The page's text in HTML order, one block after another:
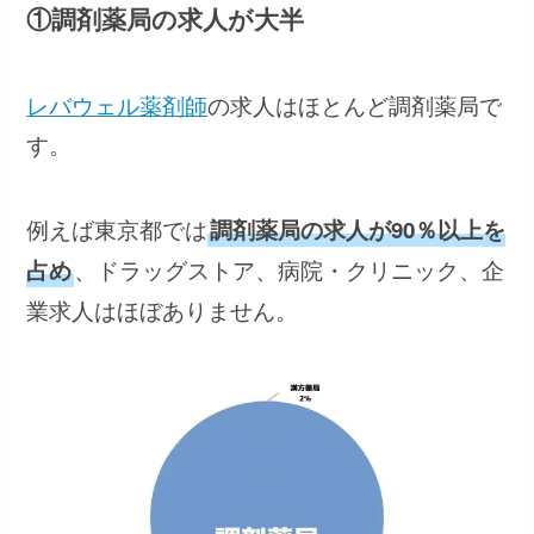
①調剤薬局の求人が大半
レバウェル薬剤師の求人はほとんど調剤薬局で
す。
例えば東京都では調剤薬局の求人が90％以上を
占め、ドラッグストア、病院・クリニック、企
業求人はほぼありません。